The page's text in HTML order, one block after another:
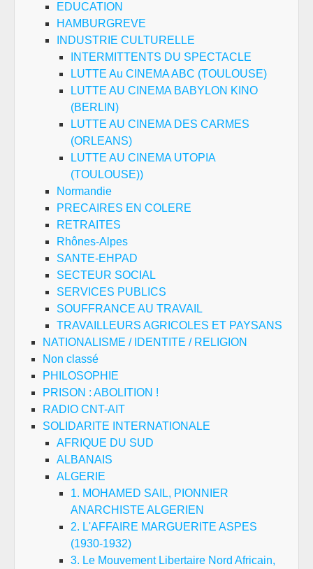
EDUCATION
HAMBURGREVE
INDUSTRIE CULTURELLE
INTERMITTENTS DU SPECTACLE
LUTTE Au CINEMA ABC (TOULOUSE)
LUTTE AU CINEMA BABYLON KINO
(BERLIN)
LUTTE AU CINEMA DES CARMES
(ORLEANS)
LUTTE AU CINEMA UTOPIA
(TOULOUSE))
Normandie
PRECAIRES EN COLERE
RETRAITES
Rhônes-Alpes
SANTE-EHPAD
SECTEUR SOCIAL
SERVICES PUBLICS
SOUFFRANCE AU TRAVAIL
TRAVAILLEURS AGRICOLES ET PAYSANS
NATIONALISME / IDENTITE / RELIGION
Non classé
PHILOSOPHIE
PRISON : ABOLITION !
RADIO CNT-AIT
SOLIDARITE INTERNATIONALE
AFRIQUE DU SUD
ALBANAIS
ALGERIE
1. MOHAMED SAIL, PIONNIER
ANARCHISTE ALGERIEN
2. L'AFFAIRE MARGUERITE ASPES
(1930-1932)
3. Le Mouvement Libertaire Nord Africain,